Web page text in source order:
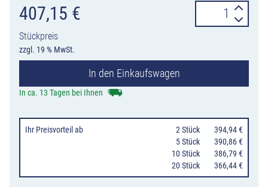
407,15 €
Stückpreis
zzgl. 19 % MwSt.
515-
integriertem
Zeichen
264,
3-
In den Einkaufswagen
In ca. 13 Tagen bei Ihnen
Ihr Preisvorteil ab 2 Stück
394,94 €
5 Stück
390,86 €
10 Stück
386,79 €
20 Stück
366,44 €